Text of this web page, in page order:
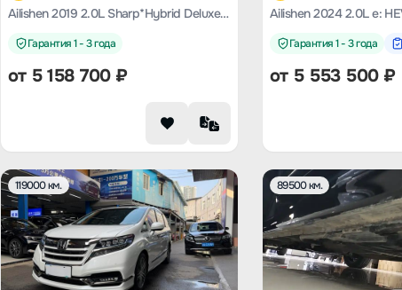
Ailishen 2019 2.0L Sharp*Hybrid Deluxe Edition
Гарантия 1 - 3 года
от 5 158 700₽
Ailishen 2024 2.0L e:
Гарантия 1 - 3 года
от 5 553 500₽
119000 км. 89500 км.